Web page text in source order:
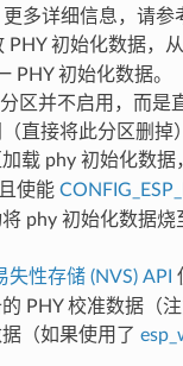
多详细信息，请参
PHY 初始化数据，
PHY 初始化数据。
区并不启用，而是
直接将此分区删掉
载 phy 初始化数据
使能
phy 初始化数据
失性存储 (NVS) API
PHY 校准数据（
（如果使用了